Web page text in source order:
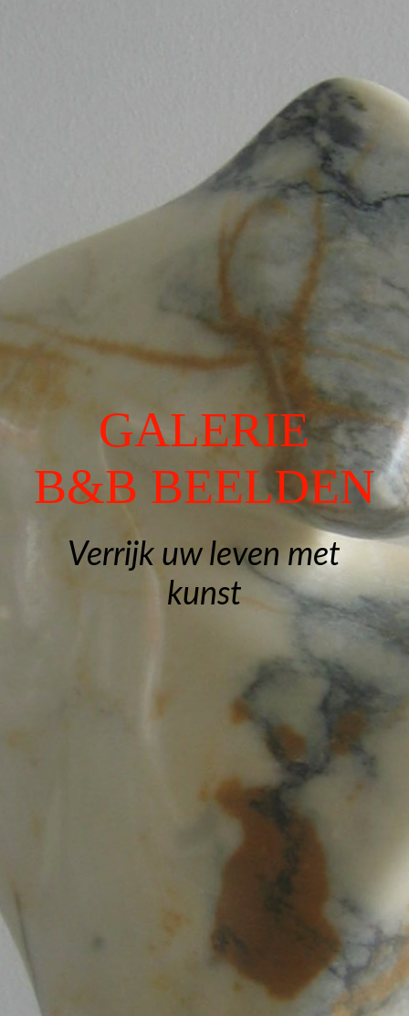
GALERIE
B&B BEELDEN
Verrijk uw leven met
kunst
Informatie
Workshop Beeldhouwen
Exposities